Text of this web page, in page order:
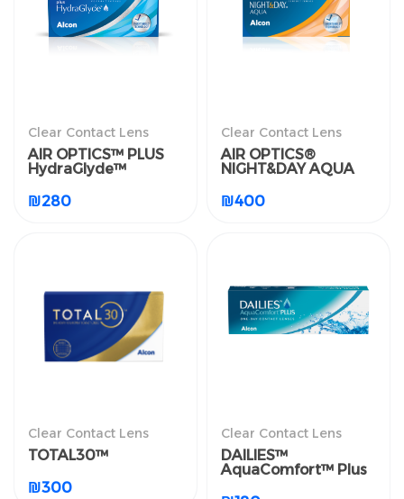
Clear Contact Lens
AIR OPTICS™ PLUS
HydraGlyde™
₪280
Clear Contact Lens
AIR OPTICS®
NIGHT&DAY AQUA
₪400
Clear Contact Lens
TOTAL30™
₪300
Clear Contact Lens
DAILIES™
AquaComfort™ Plus
العدسات اللاصقة الطبية
الشفافة
AIR OPTICS™ PLUS
HydraGlyde™
₪280
العدسات اللاصقة الطبية
الشفافة
AIR OPTICS®
NIGHT&DAY AQUA
₪400
العدسات اللاصقة الطبية
الشفافة
العدسات اللاصقة الطبية
الشفافة
DAILIES™